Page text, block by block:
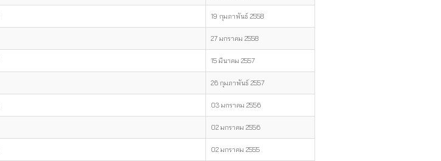
19 กุมภาพันธ์ 2558
27 มกราคม 2558
15 มีนาคม 2557
26 กุมภาพันธ์ 2557
03 มกราคม 2556
02 มกราคม 2556
02 มกราคม 2555